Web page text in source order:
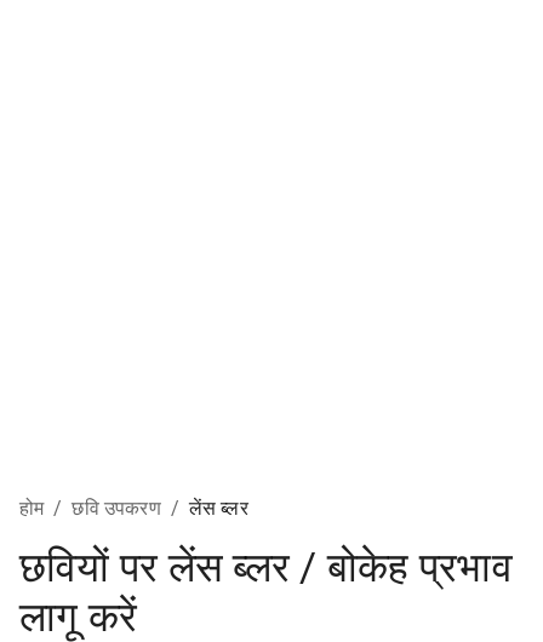
होम / छवि उपकरण / लेंस ब्लर
छवियों पर लेंस ब्लर / बोकेह प्रभाव
लागू करें